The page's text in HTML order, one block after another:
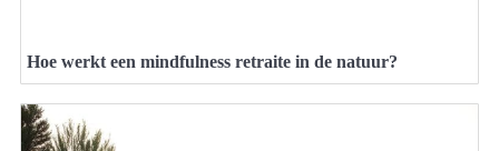
Hoe werkt een mindfulness retraite in de natuur?